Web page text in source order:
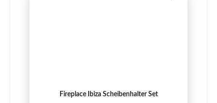
Fireplace Ibiza Scheibenhalter Set